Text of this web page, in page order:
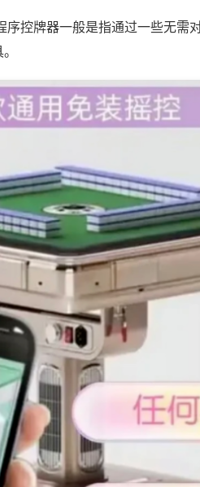
控牌器一般是指通过一些无需